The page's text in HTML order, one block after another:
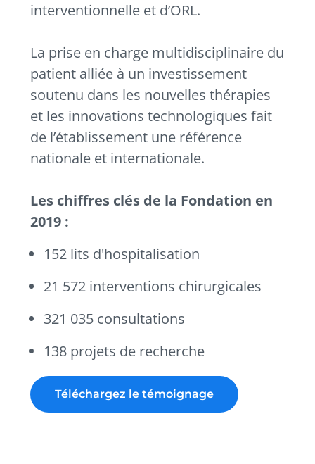
interventionnelle et d’ORL.
La prise en charge multidisciplinaire du
patient alliée à un investissement
soutenu dans les nouvelles thérapies
et les innovations technologiques fait
de l’établissement une référence
nationale et internationale.
Les chiffres clés de la Fondation en
2019 :
152 lits d'hospitalisation
21 572 interventions chirurgicales
321 035 consultations
138 projets de recherche
Téléchargez le témoignage